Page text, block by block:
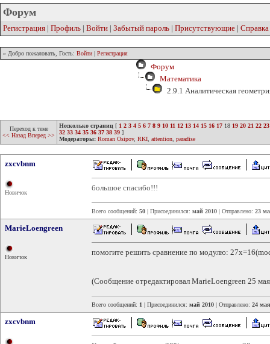
Форум
Регистрация | Профиль | Войти | Забытый пароль | Присутствующие | Справка
» Добро пожаловать, Гость: Войти | Регистрация
Форум
Математика
2.9.1 Аналитическая
Переход к теме
<< Назад Вперед >>
Несколько страниц [ 1 2 3 4 5 6 7 8 9 10 11 12 13 14 15 16 17 18 19 20 21 22 23
32 33 34 35 36 37 38 39 ]
Модераторы: Roman Osipov, RKI attention paradise
zxcvbnm
Новичок
большое спасибо!!!
Всего сообщений: 50 | Присоединился: май 2010 | Отправлено: 23
MarieLoengreen
Новичок
помогите решить сравнение по модулю:
(Сообщение отредактировал MarieLoengreen 25
Всего сообщений: 1 | Присоединился: май 2010 | Отправлено: 24
zxcvbnm